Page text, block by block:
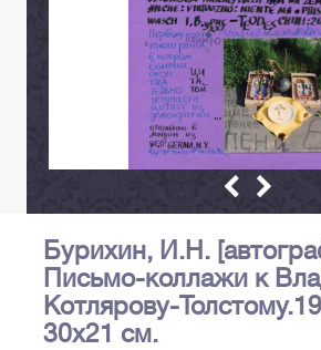
Бурихин, И.Н.
Письмо-коллажи к
Котлярову-
30x21 см.